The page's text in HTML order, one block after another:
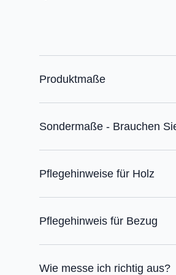
Produktmaße
Sondermaße - Brauchen
Pflegehinweise für Holz
Pflegehinweis für Bezug
Wie messe ich richtig aus?